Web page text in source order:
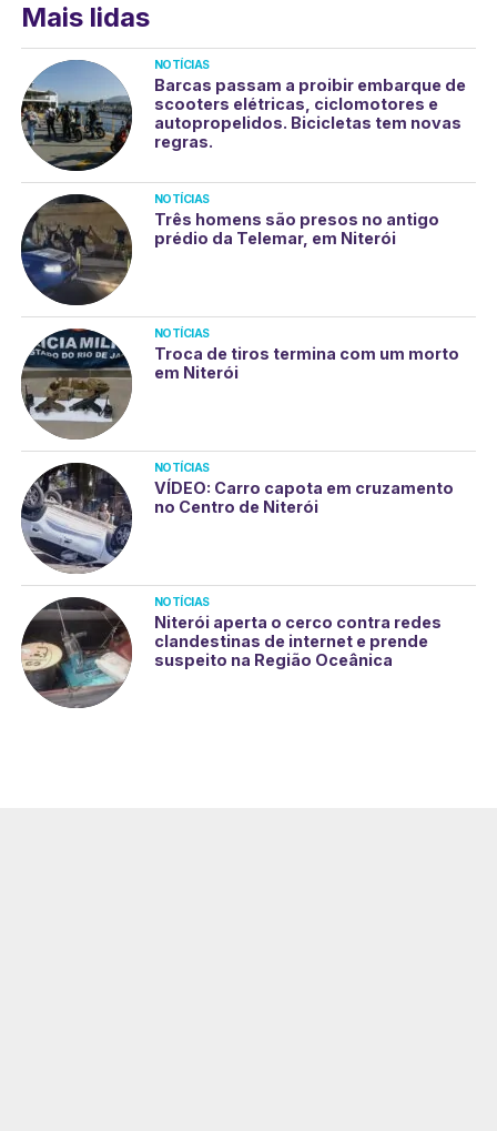
Mais lidas
NOTÍCIAS
Barcas passam a proibir embarque de
scooters elétricas, ciclomotores e
autopropelidos. Bicicletas tem novas
regras.
NOTÍCIAS
Três homens são presos no antigo
prédio da Telemar, em Niterói
NOTÍCIAS
Troca de tiros termina com um morto
em Niterói
NOTÍCIAS
VÍDEO: Carro capota em cruzamento
no Centro de Niterói
NOTÍCIAS
Niterói aperta o cerco contra redes
clandestinas de internet e prende
suspeito na Região Oceânica